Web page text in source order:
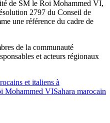
de SM le Roi Mohammed VI,
2797 du Conseil de
une référence du cadre de
de la communauté
et acteurs régionaux
et italiens à
Mohammed VISahara marocain